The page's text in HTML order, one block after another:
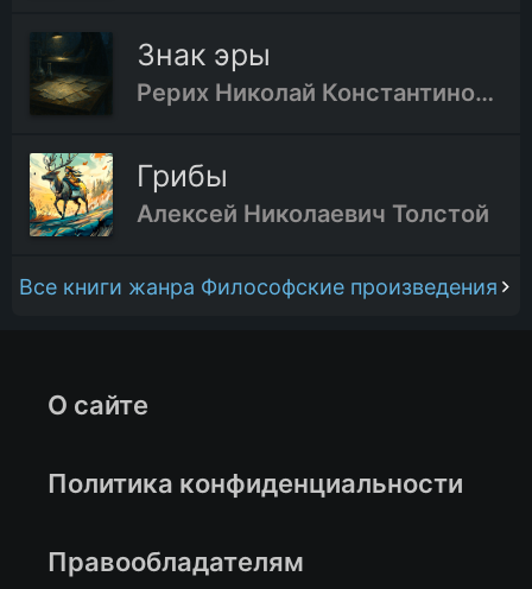
Знак эры
Рерих Николай Константинович
Грибы
Алексей Николаевич Толстой
Все книги жанра Философские произведения
О сайте
Политика конфиденциальности
Правообладателям